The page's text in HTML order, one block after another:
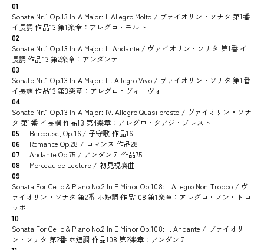
01
Sonate Nr.1 Op.13 In A Major: I. Allegro Molto / ヴァイオリン・ソナタ 第1番
イ長調 作品13 第1楽章：アレグロ・モルト
02
Sonate Nr.1 Op.13 In A Major: II. Andante / ヴァイオリン・ソナタ 第1番 イ
長調 作品13 第2楽章：アンダンテ
03
Sonate Nr.1 Op.13 In A Major: III. Allegro Vivo / ヴァイオリン・ソナタ 第1番
イ長調 作品13 第3楽章：アレグロ・ヴィーヴォ
04
Sonate Nr.1 Op.13 In A Major: IV. Allegro Quasi presto / ヴァイオリン・ソナ
タ 第1番 イ長調 作品13 第4楽章：アレグロ・クアジ・プレスト
05
Berceuse, Op.16 / 子守歌 作品16
06
Romance Op.28 / ロマンス 作品28
07
Andante Op.75 / アンダンテ 作品75
08
Morceau de Lecture / 初見視奏曲
09
Sonata For Cello & Piano No.2 In E Minor Op.108: I. Allegro Non Troppo / ヴ
ァイオリン・ソナタ 第2番 ホ短調 作品108 第1楽章：アレグロ・ノン・トロ
ッポ
10
Sonata For Cello & Piano No.2 In E Minor Op.108: II. Andante / ヴァイオリ
ン・ソナタ 第2番 ホ短調 作品108 第2楽章：アンダンテ